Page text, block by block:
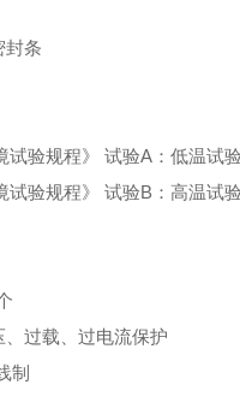
封条
验规程》 试验A：低温试
验规程》 试验B：高温试
过载、过电流保护
制